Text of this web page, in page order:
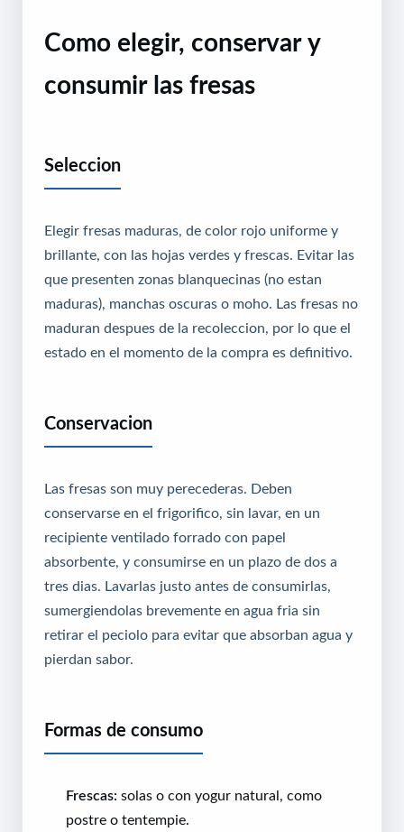
Como elegir, conservar y
consumir las fresas
Seleccion
Elegir fresas maduras, de color rojo uniforme y
brillante, con las hojas verdes y frescas. Evitar las
que presenten zonas blanquecinas (no estan
maduras), manchas oscuras o moho. Las fresas no
maduran despues de la recoleccion, por lo que el
estado en el momento de la compra es definitivo.
Conservacion
Las fresas son muy perecederas. Deben
conservarse en el frigorifico, sin lavar, en un
recipiente ventilado forrado con papel
absorbente, y consumirse en un plazo de dos a
tres dias. Lavarlas justo antes de consumirlas,
sumergiendolas brevemente en agua fria sin
retirar el peciolo para evitar que absorban agua y
pierdan sabor.
Formas de consumo
Frescas: solas o con yogur natural, como
postre o tentempie.